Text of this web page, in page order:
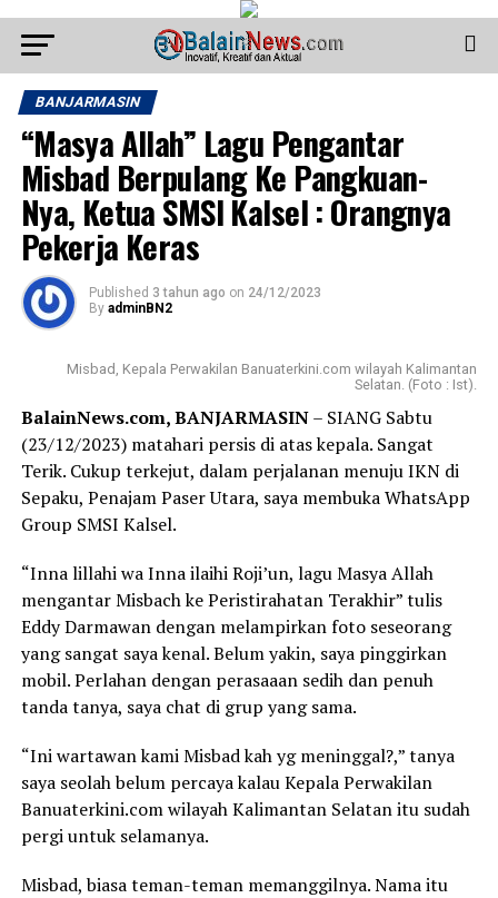
BANJARMASIN
“Masya Allah” Lagu Pengantar
Misbad Berpulang Ke Pangkuan-
Nya, Ketua SMSI Kalsel : Orangnya
Pekerja Keras
Published 3 tahun ago on 24/12/2023
By adminBN2
Misbad, Kepala Perwakilan Banuaterkini.com wilayah Kalimantan
Selatan. (Foto : Ist).
BalainNews.com, BANJARMASIN– SIANG Sabtu
(23/12/2023) matahari persis di atas kepala. Sangat
Terik. Cukup terkejut, dalam perjalanan menuju IKN di
Sepaku, Penajam Paser Utara, saya membuka WhatsApp
Group SMSI Kalsel.
“Inna lillahi wa Inna ilaihi Roji’un, lagu Masya Allah
mengantar Misbach ke Peristirahatan Terakhir” tulis
Eddy Darmawan dengan melampirkan foto seseorang
yang sangat saya kenal. Belum yakin, saya pinggirkan
mobil. Perlahan dengan perasaaan sedih dan penuh
tanda tanya, saya chat di grup yang sama.
“Ini wartawan kami Misbad kah yg meninggal?,” tanya
saya seolah belum percaya kalau Kepala Perwakilan
Banuaterkini.com wilayah Kalimantan Selatan itu sudah
pergi untuk selamanya.
Misbad, biasa teman-teman memanggilnya. Nama itu